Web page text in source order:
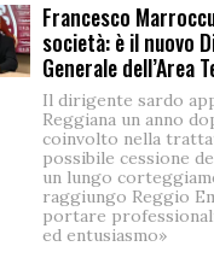
Francesco
società: è il nuovo
Generale dell’Area
Il dirigente sardo
Reggiana un anno
coinvolto nella
possibile cessione
un lungo
raggiungo Reggio
portare
ed entusiasmo»